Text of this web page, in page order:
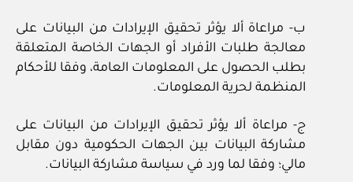
ب- مراعاة ألا يؤثر تحقيق الإيرادات من البيانات على
معالجة طلبات الأفراد أو الجهات الخاصة المتعلقة
بطلب الحصول على المعلومات العامة، وفقا للأحكام
المنظمة لحرية المعلومات.
ج- مراعاة ألا يؤثر تحقيق الإيرادات من البيانات على
مشاركة البيانات بين الجهات الحكومية دون مقابل
مالي؛ وفقا لما ورد في سياسة مشاركة البيانات.